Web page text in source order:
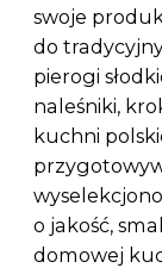
swoje
do
pierogi
naleśniki,
kuchni
o jakość,
domowej